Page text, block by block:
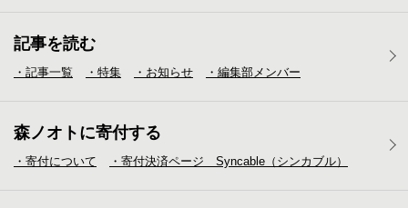
記事を読む
・記事一覧 ・特集 ・お知らせ ・編集部メンバー
森ノオトに寄付する
・寄付について ・寄付決済ページ Syncable（シンカブル）